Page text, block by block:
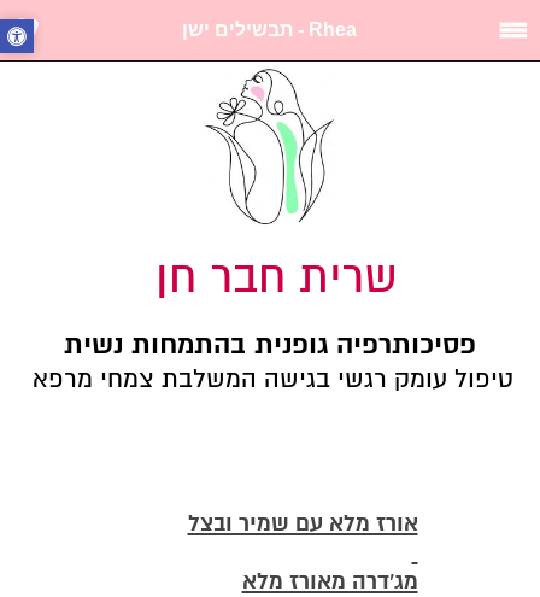
Rhea - תבשילים ישן
שרית חבר חן
פסיכותרפיה גופנית בהתמחות נשית
טיפול עומק רגשי בגישה המשלבת צמחי מרפא
אורז מלא עם שמיר ובצל
מג'דרה מאורז מלא